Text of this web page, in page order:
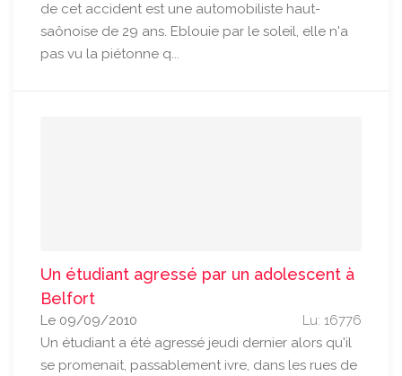
de cet accident est une automobiliste haut-
saônoise de 29 ans. Eblouie par le soleil, elle n'a
pas vu la piétonne q...
Un étudiant agressé par un adolescent à
Belfort
Lu: 16776
Le 09/09/2010
Un étudiant a été agressé jeudi dernier alors qu'il
se promenait, passablement ivre, dans les rues de